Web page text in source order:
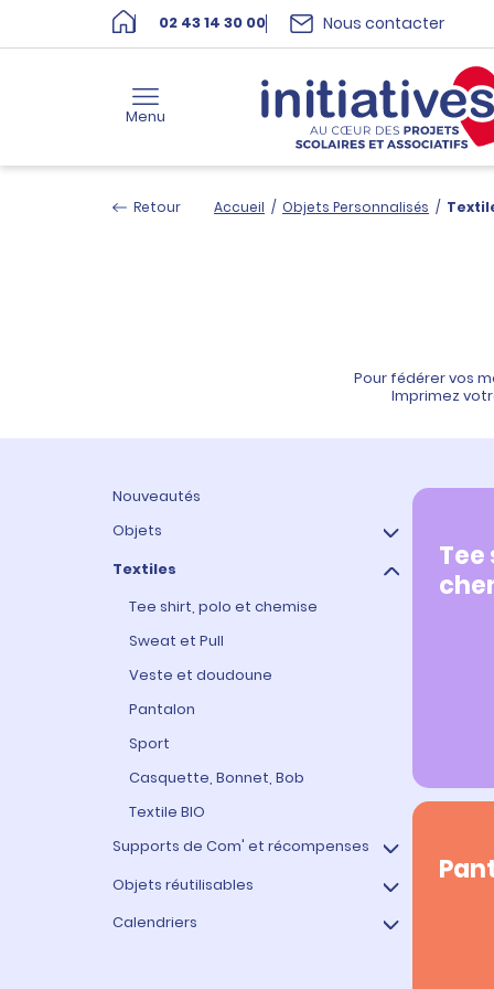
02 43 14 30 00 Nous contacter
Menu
Retour Accueil / Objets Personnalisés /
Pour fédérer vos
Imprimez
Nouveautés
Objets
Gobelets, Gourdes, Flutes, Mugs
Gobelets
Gourdes
Mugs et tasse
Flutes
Tote bag, Sacs et Serviettes
Tote bag et Sacs
Serviettes
Stylo et papeterie
Porte clés
Autres accessoires
Jetons personnalisés
Textiles
Tee shirt, polo et chemise
Sweat et Pull
Veste et doudoune
Pantalon
Sport
Casquette, Bonnet, Bob
Textile BIO
Supports de Com' et récompenses
Coupes, Médailles et Trophée
Gobelets
Objets réutilisables
Sacs et Serviettes
Calendriers